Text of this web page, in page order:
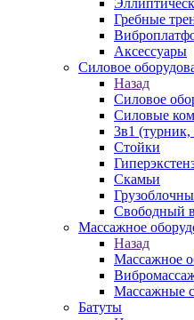
Гребные
Аксессуары
Силовое
Назад
Силовое
Силовые
3в1 (турник,
Стойки
Скамьи
Свободный
Массажное
Назад
Массажное
Массажные
Батуты